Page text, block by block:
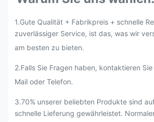
1.Gute Qualität + Fabrikpreis + schnelle
zuverlässiger Service, ist das, was wir
am besten zu bieten.
2.Falls Sie Fragen haben, kontaktieren
Mail oder Telefon.
3.70% unserer beliebten Produkte sind
schnelle Lieferung gewährleistet.